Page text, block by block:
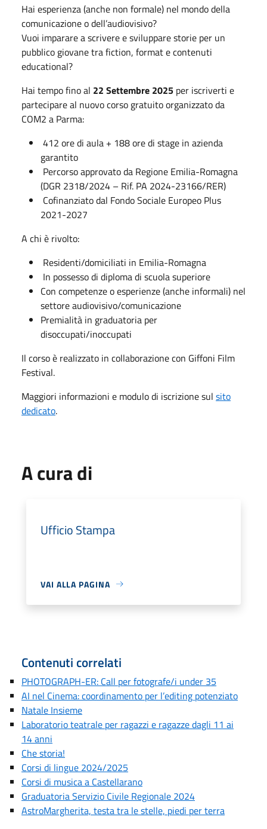
Hai esperienza (anche non formale) nel mondo della
comunicazione o dell’audiovisivo?
Vuoi imparare a scrivere e sviluppare storie per un
pubblico giovane tra fiction, format e contenuti
educational?
Hai tempo fino al 22 Settembre 2025 per iscriverti e
partecipare al nuovo corso gratuito organizzato da
COM2 a Parma:
412 ore di aula + 188 ore di stage in azienda
garantito
Percorso approvato da Regione Emilia-Romagna
(DGR 2318/2024 – Rif. PA 2024-23166/RER)
Cofinanziato dal Fondo Sociale Europeo Plus
2021-2027
A chi è rivolto:
Residenti/domiciliati in Emilia-Romagna
In possesso di diploma di scuola superiore
Con competenze o esperienze (anche informali) nel
settore audiovisivo/comunicazione
Premialità in graduatoria per
disoccupati/inoccupati
Il corso è realizzato in collaborazione con Giffoni Film
Festival.
Maggiori informazioni e modulo di iscrizione sul sito
dedicato.
A cura di
Ufficio Stampa
VAI ALLA PAGINA
Contenuti correlati
PHOTOGRAPH-ER: Call per fotografe/i under 35
AI nel Cinema: coordinamento per l’editing potenziato
Natale Insieme
Laboratorio teatrale per ragazzi e ragazze dagli 11 ai
14 anni
Che storia!
Corsi di lingue 2024/2025
Corsi di musica a Castellarano
Graduatoria Servizio Civile Regionale 2024
AstroMargherita, testa tra le stelle, piedi per terra